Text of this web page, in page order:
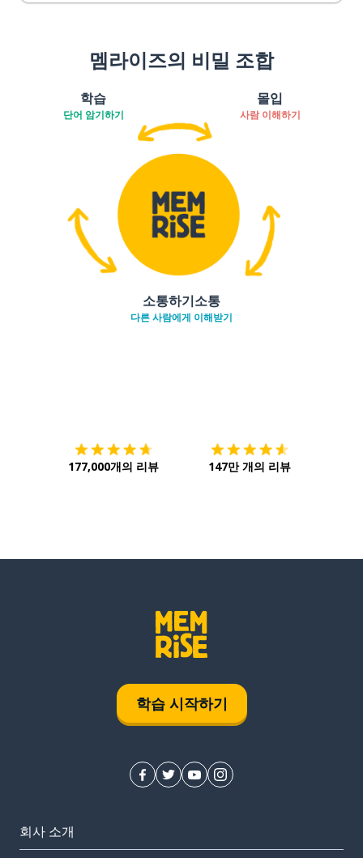
멤라이즈의 비밀 조합
학습
단어 암기하기
몰입
사람 이해하기
소통하기소통
다른 사람에게 이해받기
177,000개의 리뷰 147만 개의 리뷰
학습 시작하기
회사 소개